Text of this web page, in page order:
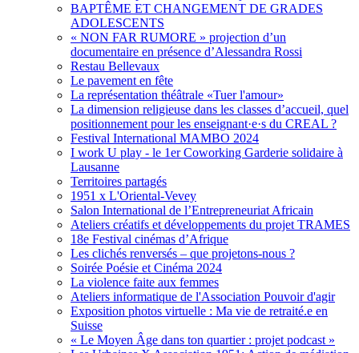
BAPTÊME ET CHANGEMENT DE GRADES
ADOLESCENTS
« NON FAR RUMORE » projection d’un
documentaire en présence d’Alessandra Rossi
Restau Bellevaux
Le pavement en fête
La représentation théâtrale «Tuer l'amour»
La dimension religieuse dans les classes d’accueil, quel
positionnement pour les enseignant·e·s du CREAL ?
Festival International MAMBO 2024
I work U play - le 1er Coworking Garderie solidaire à
Lausanne
Territoires partagés
1951 x L'Oriental-Vevey
Salon International de l’Entrepreneuriat Africain
Ateliers créatifs et développements du projet TRAMES
18e Festival cinémas d’Afrique
Les clichés renversés – que projetons-nous ?
Soirée Poésie et Cinéma 2024
La violence faite aux femmes
Ateliers informatique de l'Association Pouvoir d'agir
Exposition photos virtuelle : Ma vie de retraité.e en
Suisse
« Le Moyen Âge dans ton quartier : projet podcast »